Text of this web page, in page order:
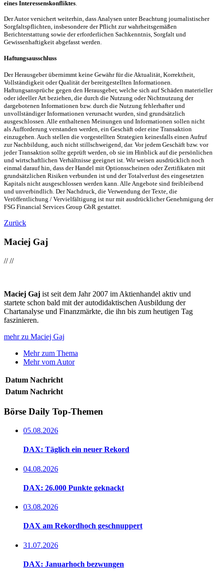
eines Interessenskonfliktes
Der Autor versichert weiterhin, dass Analysen unter Beachtung journalistischer
Sorgfaltspflichten, insbesondere der Pflicht zur wahrheitsgemäßen
Berichterstattung sowie der erforderlichen Sachkenntnis, Sorgfalt und
Gewissenhaftigkeit abgefasst werden.
Haftungsausschluss
Der Herausgeber übernimmt keine Gewähr für die Aktualität, Korrektheit,
Vollständigkeit oder Qualität der bereitgestellten Informationen.
Haftungsansprüche gegen den Herausgeber, welche sich auf Schäden materieller
oder ideeller Art beziehen, die durch die Nutzung oder Nichtnutzung der
dargebotenen Informationen bzw. durch die Nutzung fehlerhafter und
unvollständiger Informationen verursacht wurden, sind grundsätzlich
ausgeschlossen. Alle enthaltenen Meinungen und Informationen sollen nicht
als Aufforderung verstanden werden, ein Geschäft oder eine Transaktion
einzugehen. Auch stellen die vorgestellten Strategien keinesfalls einen Aufruf
zur Nachbildung, auch nicht stillschweigend, dar. Vor jedem Geschäft bzw. vor
jeder Transaktion sollte geprüft werden, ob sie im Hinblick auf die persönlichen
und wirtschaftlichen Verhältnisse geeignet ist. Wir weisen ausdrücklich noch
einmal darauf hin, dass der Handel mit Optionsscheinen oder Zertifikaten mit
grundsätzlichen Risiken verbunden ist und der Totalverlust des eingesetzten
Kapitals nicht ausgeschlossen werden kann. Alle Angebote sind freibleibend
und unverbindlich. Der Nachdruck, die Verwendung der Texte, die
Veröffentlichung / Vervielfältigung ist nur mit ausdrücklicher Genehmigung der
FSG Financial Services Group GbR gestattet.
Zurück
Maciej Gaj
////
Maciej Gaj ist seit dem Jahr 2007 im Aktienhandel aktiv und
startete schon bald mit der autodidaktischen Ausbildung der
Chartanalyse und Finanzmärkte, die ihn bis zum heutigen Tag
faszinieren.
mehr zu Maciej Gaj
Mehr zum Thema
Mehr vom Autor
Datum Nachricht
Datum Nachricht
Börse Daily Top-Themen
05.08.2026
DAX: Täglich ein neuer Rekord
04.08.2026
DAX: 26.000 Punkte geknackt
03.08.2026
DAX am Rekordhoch geschnuppert
31.07.2026
DAX: Januarhoch bezwungen